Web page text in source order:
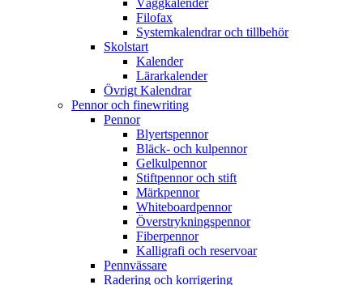
Väggkalender
Filofax
Systemkalendrar och tillbehör
Skolstart
Kalender
Lärarkalender
Övrigt Kalendrar
Pennor och finewriting
Pennor
Blyertspennor
Bläck- och kulpennor
Gelkulpennor
Stiftpennor och stift
Märkpennor
Whiteboardpennor
Överstrykningspennor
Fiberpennor
Kalligrafi och reservoar
Pennvässare
Radering och korrigering